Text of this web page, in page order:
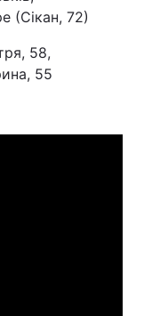
(Сікан, 72)
58,
55